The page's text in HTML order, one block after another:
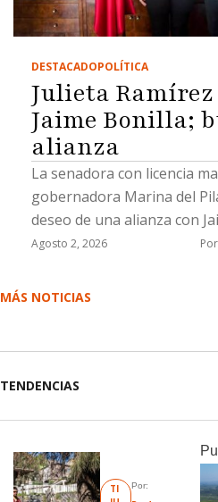
DESTACADOPOLÍTICA
Julieta Ramírez
Jaime Bonilla;
alianza
La senadora con licencia
gobernadora Marina del
deseo de una alianza con
Agosto 2, 2026
MÁS NOTICIAS
TENDENCIAS
TI
Por: